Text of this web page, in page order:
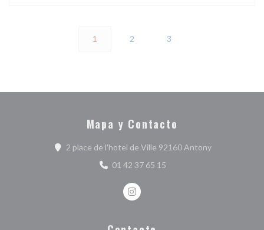
1 2 3
Mapa y Contacto
2 place de l'hotel de Ville 92160 Antony((abre en una
01 42 37 65 15
Instagram ((abre en una nueva